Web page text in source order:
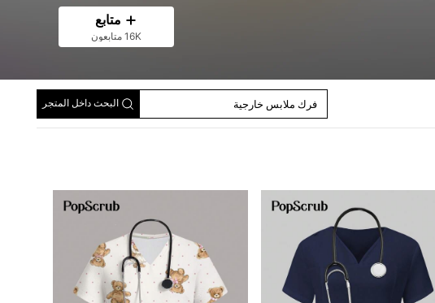
متابع
16K متابعون
بلايز طبية مقاسات كبيرة
أطقم أزياء طبية
فرك ملابس خارجية
البحث داخل المتجر